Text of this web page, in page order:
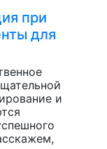
при
для
и